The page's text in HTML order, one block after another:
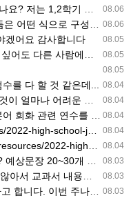
08.06
인지, 회화 단어와 분량이 더 많다…
08.06
단평가를 보시고 모둠장(도우미학생)…
08.05
겠어요 감사합니다
08.05
폐는 안되는 것... 감사해요. ^^
08.05
08.04
를 다 할 것 같은데...
08.04
봉사하는 마음이 필요!!! 감사해요…
08.04
한다고 합니다. 많이 도움이 되실…
08.04
high-school-jap…
08.04
2022-high-sc…
08.03
고 들리는대로 쓰는 건가요? 자세…
08.03
으로 재구조화를 하신 선생님이 계…
08.03
e-book 기반 전자저작물도 업로드…